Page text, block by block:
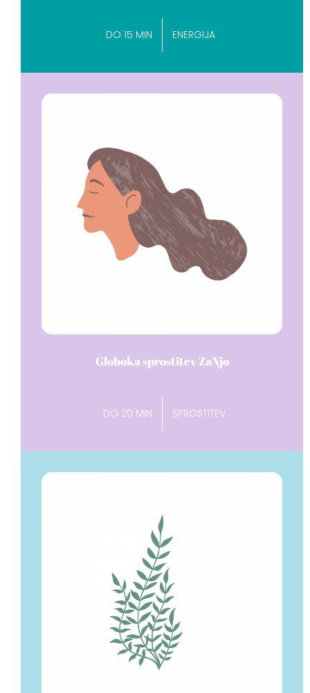
DO 15 MIN ENERGIJA
Globoka sprostitev ZaNjo
DO 20 MIN SPROSTITEV